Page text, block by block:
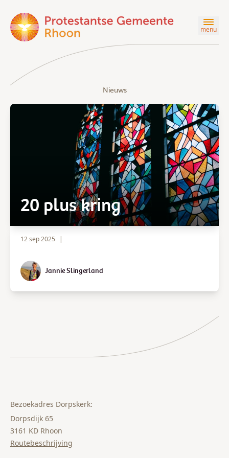
menu
Nieuws
20 plus kring
12 sep 2025 |
Jannie Slingerland
Bezoekadres Dorpskerk:
Dorpsdijk 65
3161 KD Rhoon
Routebeschrijving